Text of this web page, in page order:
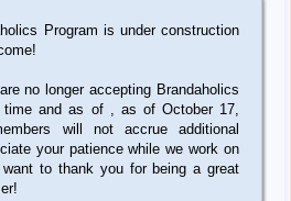
Program is under construction
no longer accepting Brandaholics
time and as of , as of October 17,
will not accrue additional
your patience while we work on
want to thank you for being a great